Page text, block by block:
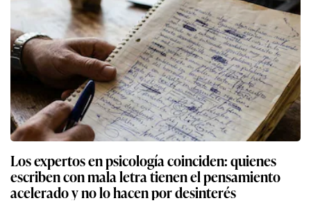
Los expertos en psicología coinciden: quienes
escriben con mala letra tienen el pensamiento
acelerado y no lo hacen por desinterés